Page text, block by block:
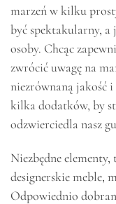
marzeń w kilku
być spektakularny, a
osoby. Chcąc
zwrócić uwagę na
niezrównaną jakość
kilka dodatków, by
odzwierciedla nasz
Niezbędne
designerskie meble,
Odpowiednio